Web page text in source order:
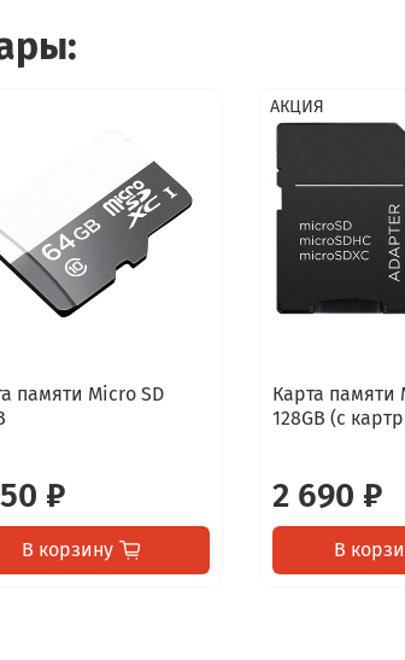
памяти Micro SD
₽
В корзину
АКЦИЯ
Карта памяти
128GB (с
2 690 ₽
В